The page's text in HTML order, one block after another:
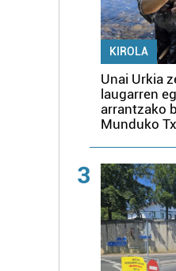
KIROLA
Unai Urkia
laugarren
arrantzako
Munduko
3